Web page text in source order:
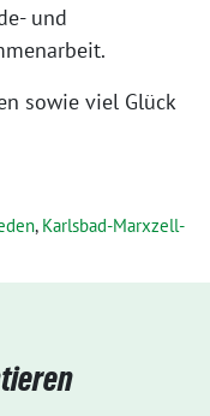
und
sowie viel Glück
, Karlsbad-Marxzell-